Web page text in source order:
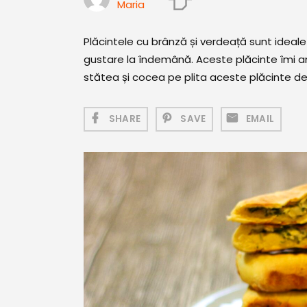
Maria
Plăcintele cu brânză și verdeață sunt
gustare la îndemână. Aceste plăcinte îmi
stătea și cocea pe plita aceste plăcinte
SHARE SAVE EMAIL